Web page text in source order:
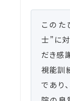
このた
士”に
だき感
視能訓
であり